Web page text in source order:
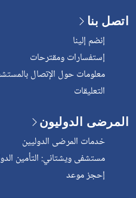
اتصل بنا
إنضم إلينا
إستفسارات ومقترحات
معلومات حول الإتصال
التعليقات
المرضى الدوليون
خدمات المرضى الدوليين
مستشفى ويشتاني: التأمين
إحجز موعد